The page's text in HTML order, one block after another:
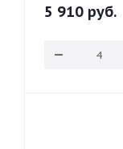
5 910 руб.